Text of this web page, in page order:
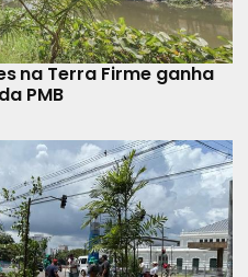
na Terra Firme ganha
PMB